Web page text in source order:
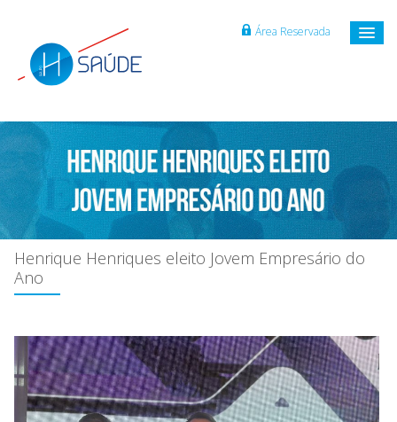
Área Reservada
Henrique Henriques eleito Jovem Empresário do
Ano